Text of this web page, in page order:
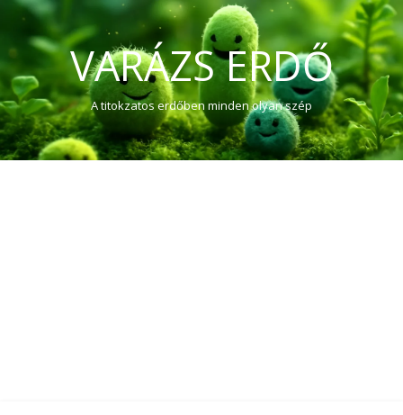
VARÁZS ERDŐ
A titokzatos erdőben minden olyan szép